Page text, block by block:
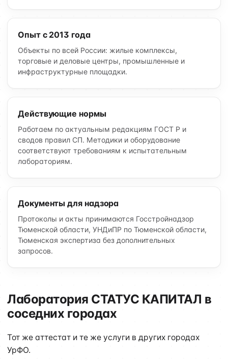
Опыт с 2013 года
Объекты по всей России: жилые комплексы,
торговые и деловые центры, промышленные и
инфраструктурные площадки.
Действующие нормы
Работаем по актуальным редакциям ГОСТ Р и
сводов правил СП. Методики и оборудование
соответствуют требованиям к испытательным
лабораториям.
Документы для надзора
Протоколы и акты принимаются Госстройнадзор
Тюменской области, УНДиПР по Тюменской области,
Тюменская экспертиза без дополнительных
запросов.
Лаборатория СТАТУС КАПИТАЛ в
соседних городах
Тот же аттестат и те же услуги в других городах
УрФО.